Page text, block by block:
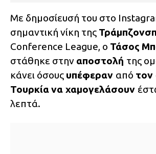
Με δημοσίευσή του στο
σημαντική νίκη της
Conference League, ο Τάσος
στάθηκε στην αποστολή της
κάνει όσους υπέφεραν από τον
Τουρκίανα χαμογελάσουν
λεπτά.